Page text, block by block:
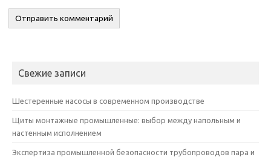
Свежие записи
Шестеренные насосы в современном производстве
Щиты монтажные промышленные: выбор между напольным и
настенным исполнением
Экспертиза промышленной безопасности трубопроводов пара и